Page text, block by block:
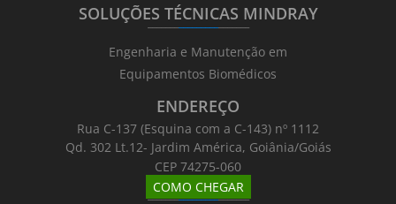
SOLUÇÕES TÉCNICAS MINDRAY
_______________________
Engenharia e Manutenção em
Equipamentos Biomédicos
ENDEREÇO
Rua C-137 (Esquina com a C-143) nº 1112
Qd. 302 Lt.12- Jardim América, Goiânia/Goiás
CEP 74275-060
COMO CHEGAR
_______________________